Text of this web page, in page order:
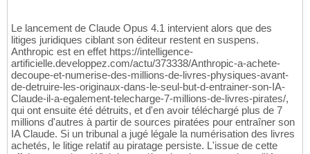
Le lancement de Claude Opus 4.1 intervient alors que des
litiges juridiques ciblant son éditeur restent en suspens.
Anthropic est en effet https://intelligence-
artificielle.developpez.com/actu/373338/Anthropic-a-achete-
decoupe-et-numerise-des-millions-de-livres-physiques-avant-
de-detruire-les-originaux-dans-le-seul-but-d-entrainer-son-IA-
Claude-il-a-egalement-telecharge-7-millions-de-livres-pirates/,
qui ont ensuite été détruits, et d'en avoir téléchargé plus de 7
millions d'autres à partir de sources piratées pour entraîner son
IA Claude. Si un tribunal a jugé légale la numérisation des livres
achetés, le litige relatif au piratage persiste. L'issue de cette